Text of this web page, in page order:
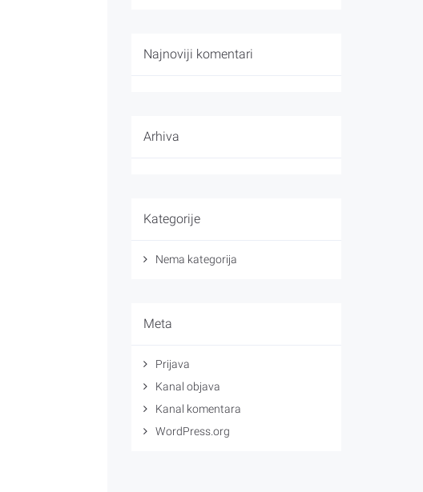
Najnoviji komentari
Arhiva
Kategorije
Nema kategorija
Meta
Prijava
Kanal objava
Kanal komentara
WordPress.org